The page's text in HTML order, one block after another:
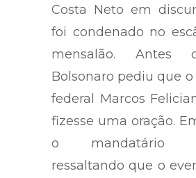
presidente do PL,
Costa Neto em
foi condenado no
mensalão. Antes
Bolsonaro pediu que
federal Marcos
fizesse uma oração.
o mandatário